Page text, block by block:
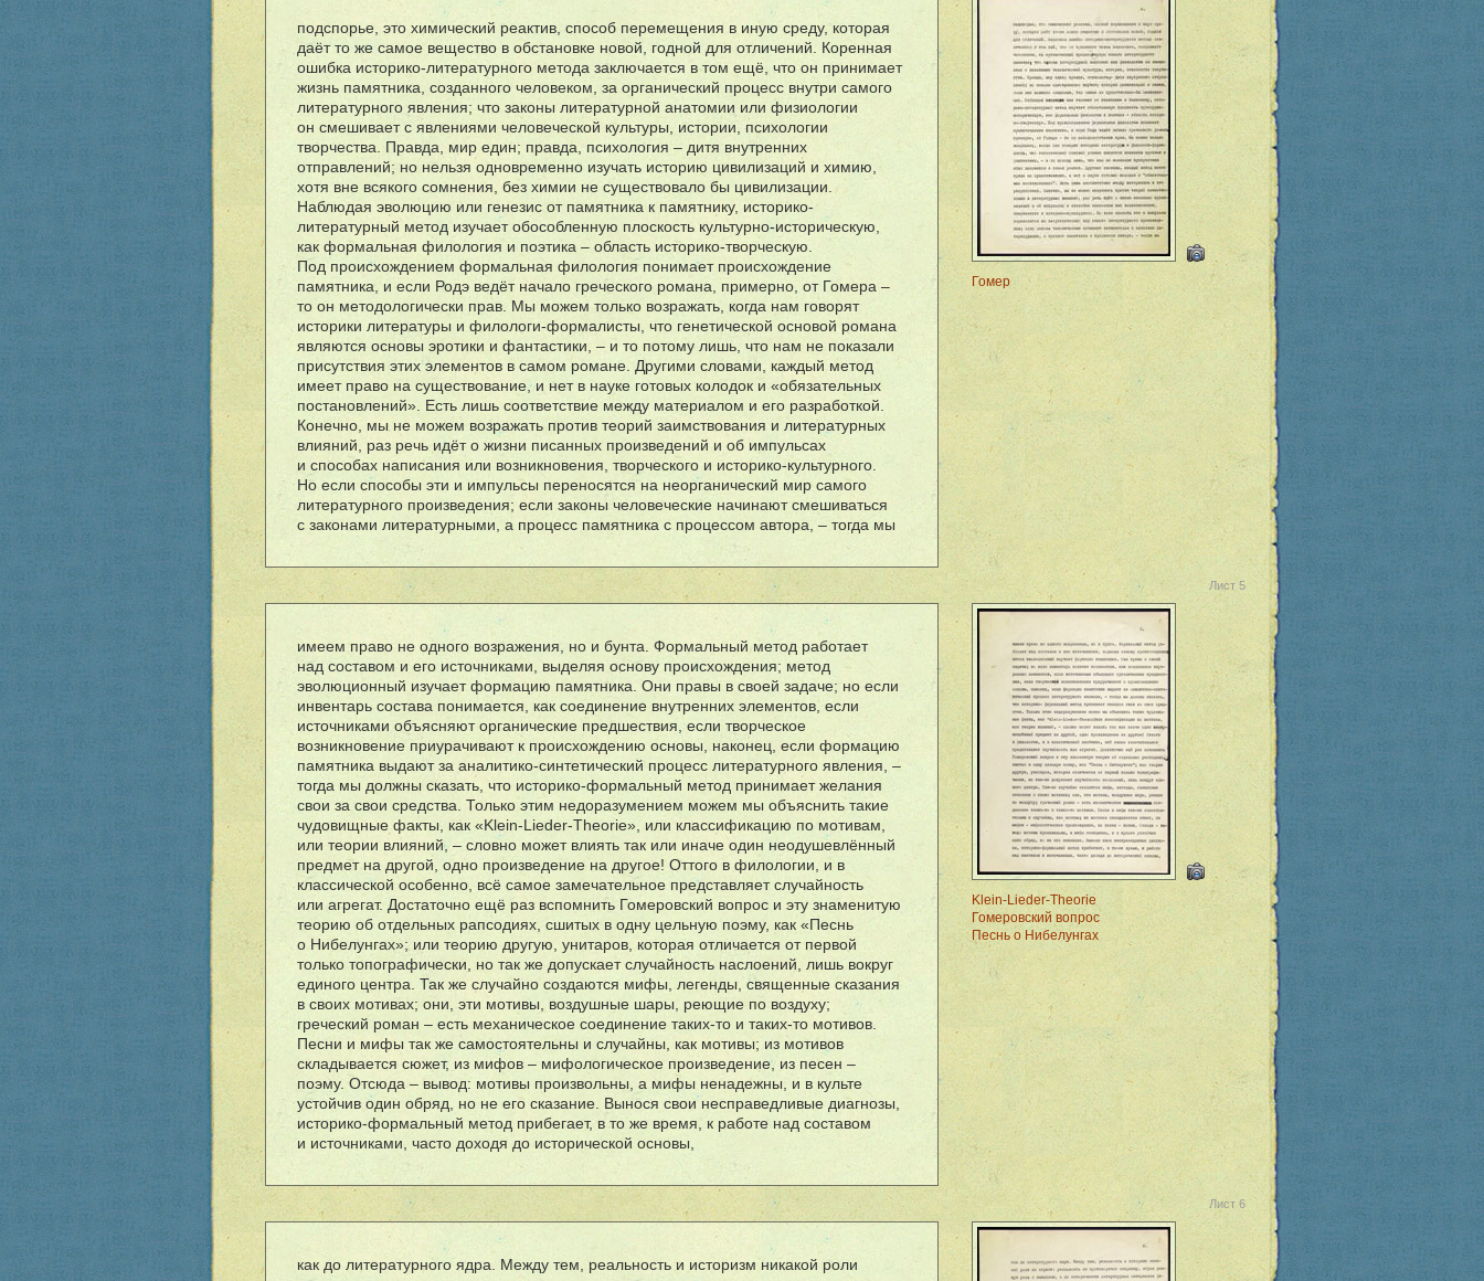
подспорье, это химический реактив, способ перемещения в иную среду, которая
даëт то же самое вещество в обстановке новой, годной для отличений. Коренная
ошибка историко-литературного метода заключается в том ещë , что он принимает
жизнь памятника, созданного человеком, за органический процесс внутри самого
литературного явления; что законы литературной анатомии или физиологии
он смешивает с явлениями человеческой культуры, истории, психологии
творчества. Правда, мир един; правда, психология – дитя внутренних
отправлений; но нельзя одновременно изучать историю цивилизаций и химию,
хотя вне всякого сомнения, без химии не существовало бы цивилизации.
Наблюдая эволюцию или генезис от памятника к памятнику, историко-
литературный метод изучает обособленную плоскость культурно-историческую,
как формальная филология и поэтика – область историко-творческую.
Под происхождением формальная филология понимает происхождение
памятника, и если Родэ ведëт начало греческого романа, примерно, от Гомера –
то он методологически прав. Мы можем только возражать, когда нам говорят
историки литературы и филологи-формалисты, что генетической основой романа
являются основы эротики и фантастики, – и то потому лишь, что нам не показали
присутствия этих элементов в самом романе. Другими словами, каждый метод
имеет право на существование, и нет в науке готовых колодок и «обязательных
постановлений». Есть лишь соответствие между материалом и его разработкой.
Конечно, мы не можем возражать против теорий заимствования и литературных
влияний, раз речь идëт о жизни писанных произведений и об импульсах
и способах написания или возникновения, творческого и историко-культурного.
Но если способы эти и импульсы переносятся на неорганический мир самого
литературного произведения; если законы человеческие начинают смешиваться
с законами литературными, а процесс памятника с процессом автора, – тогда мы
Гомер
Лист 5
имеем право не одного возражения, но и бунта. Формальный метод работает
над составом и его источниками, выделяя основу происхождения; метод
эволюционный изучает формацию памятника. Они правы в своей задаче; но если
инвентарь состава понимается, как соединение внутренних элементов, если
источниками объясняют органические предшествия, если творческое
возникновение приурачивают к происхождению основы, наконец, если формацию
памятника выдают за аналитико-синтетический процесс литературного явления, –
тогда мы должны сказать, что историко-формальный метод принимает желания
свои за свои средства. Только этим недоразумением можем мы объяснить такие
чудовищные факты, как «Klein-Lieder-Theorie», или классификацию по мотивам,
или теории влияний, – словно может влиять так или иначе один неодушевлëнный
предмет на другой, одно произведение на другое! Оттого в филологии, и в
классической особенно, всë самое замечательное представляет случайность
или агрегат. Достаточно ещë раз вспомнить Гомеровский вопрос и эту знаменитую
теорию об отдельных рапсодиях, сшитых в одну цельную поэму, как «Песнь
о Нибелунгах»; или теорию другую, унитаров, которая отличается от первой
только топографически, но так же допускает случайность наслоений, лишь вокруг
единого центра. Так же случайно создаются мифы, легенды, священные сказания
в своих мотивах; они, эти мотивы, воздушные шары, реющие по воздуху;
греческий роман – есть механическое соединение таких-то и таких-то мотивов.
Песни и мифы так же самостоятельны и случайны, как мотивы; из мотивов
складывается сюжет, из мифов – мифологическое произведение, из песен –
поэму. Отсюда – вывод: мотивы произвольны, а мифы ненадежны, и в культе
устойчив один обряд, но не его сказание. Вынося свои несправедливые диагнозы,
историко-формальный метод прибегает, в то же время, к работе над составом
и источниками, часто доходя до исторической основы,
Klein-Lieder-Theorie
Гомеровский вопрос
Песнь о Нибелунгах
Лист 6
как до литературного ядра. Между тем, реальность и историзм никакой роли